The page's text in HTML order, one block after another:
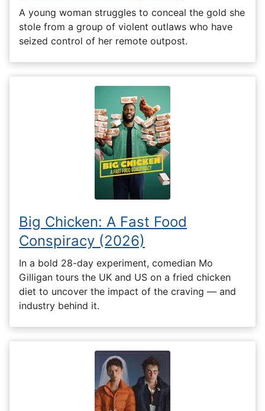
A young woman struggles to conceal the gold she
stole from a group of violent outlaws who have
seized control of her remote outpost.
Big Chicken: A Fast Food
Conspiracy (2026)
In a bold 28-day experiment, comedian Mo
Gilligan tours the UK and US on a fried chicken
diet to uncover the impact of the craving — and
industry behind it.